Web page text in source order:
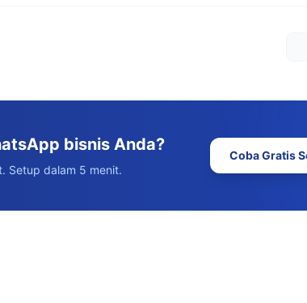
bisnis Anda?
Setup dalam 5 menit.
Coba Gratis